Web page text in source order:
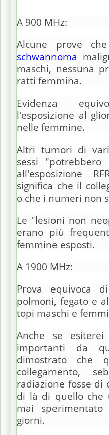
A 900 MHz:
Alcune prove
schwannoma
maschi, nessuna
ratti femmina.
Evidenza
l'esposizione al
nelle femmine.
Altri tumori di
sessi "potrebbero
all'esposizione
significa che il
o che i numeri non
Le "lesioni non
erano più
femmine esposti.
A 1900 MHz:
Prova equivoca
polmoni, fegato e
topi maschi e
Anche se
importanti da
dimostrato che
collegamento,
radiazione fosse di
di là di quello che
mai
giorni.